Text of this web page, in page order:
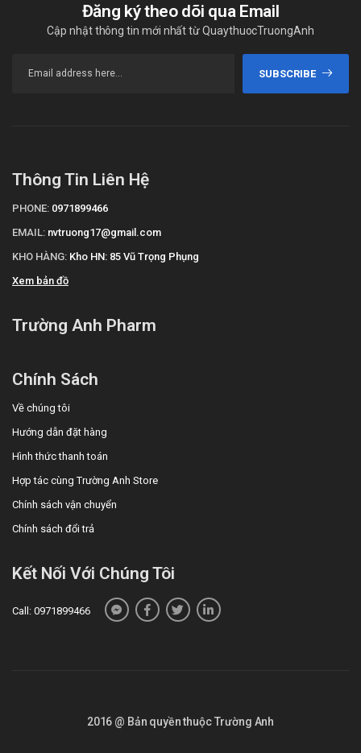
Đăng ký theo dõi qua Email
Cập nhật thông tin mới nhất từ QuaythuocTruongAnh
SUBSCRIBE
Thông Tin Liên Hệ
PHONE: 0971899466
EMAIL: nvtruong17@gmail.com
KHO HÀNG: Kho HN: 85 Vũ Trọng Phụng
Xem bản đồ
Trường Anh Pharm
Chính Sách
Về chúng tôi
Hướng dẫn đặt hàng
Hình thức thanh toán
Hợp tác cùng Trường Anh Store
Chính sách vận chuyển
Chính sách đổi trả
Kết Nối Với Chúng Tôi
Call: 0971899466
2016 @ Bản quyền thuộc Trường Anh